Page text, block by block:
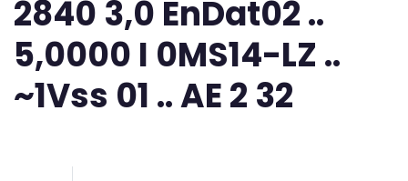
2840 3,0 EnDat02 ..
5,0000 I 0MS14-LZ ..
~1Vss 01 .. AE 2 32